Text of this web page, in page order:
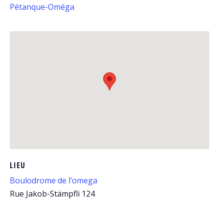
Pétanque-Oméga
LIEU
Boulodrome de l’omega
Rue Jakob-Stämpfli 124